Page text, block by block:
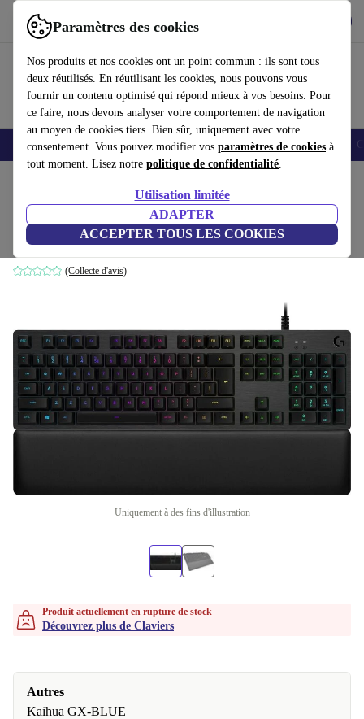
Paramètres des cookies
Nos produits et nos cookies ont un point commun : ils sont tous
deux réutilisés. En réutilisant les cookies, nous pouvons vous
fournir un contenu optimisé qui répond mieux à vos besoins. Pour
ce faire, nous devons analyser votre comportement de navigation
au moyen de cookies tiers. Bien sûr, uniquement avec votre
consentement. Vous pouvez modifier vos paramètres de cookies à
tout moment. Lisez notre politique de confidentialité.
Utilisation limitée
ADAPTER
ACCEPTER TOUS LES COOKIES
Utilisez refurbed rapidement et facilement
Smartphones Laptops Tablettes Montres connectées Accessoires
Logitech G513 Carbone
Kaihua GX-BLUE | Noir | BE
(Collecte d'avis)
Uniquement à des fins d'illustration
Produit actuellement en rupture de stock
Découvrez plus de Claviers
Autres
Kaihua GX-BLUE